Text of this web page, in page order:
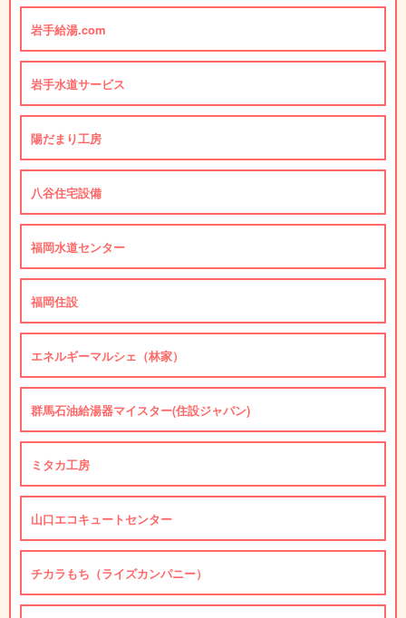
岩手給湯.com
岩手水道サービス
陽だまり工房
八谷住宅設備
福岡水道センター
福岡住設
エネルギーマルシェ（林家）
群馬石油給湯器マイスター(住設ジャパン)
ミタカ工房
山口エコキュートセンター
チカラもち（ライズカンパニー）